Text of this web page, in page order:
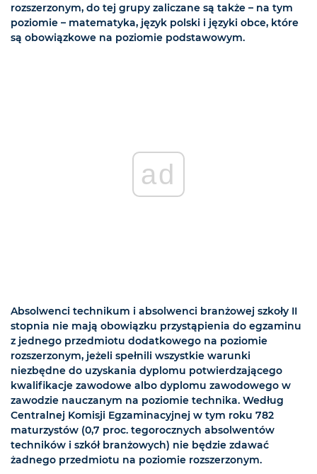
rozszerzonym, do tej grupy zaliczane są także – na tym
poziomie – matematyka, język polski i języki obce, które
są obowiązkowe na poziomie podstawowym.
ad
Absolwenci technikum i absolwenci branżowej szkoły II
stopnia nie mają obowiązku przystąpienia do egzaminu
z jednego przedmiotu dodatkowego na poziomie
rozszerzonym, jeżeli spełnili wszystkie warunki
niezbędne do uzyskania dyplomu potwierdzającego
kwalifikacje zawodowe albo dyplomu zawodowego w
zawodzie nauczanym na poziomie technika. Według
Centralnej Komisji Egzaminacyjnej w tym roku 782
maturzystów (0,7 proc. tegorocznych absolwentów
techników i szkół branżowych) nie będzie zdawać
żadnego przedmiotu na poziomie rozszerzonym.